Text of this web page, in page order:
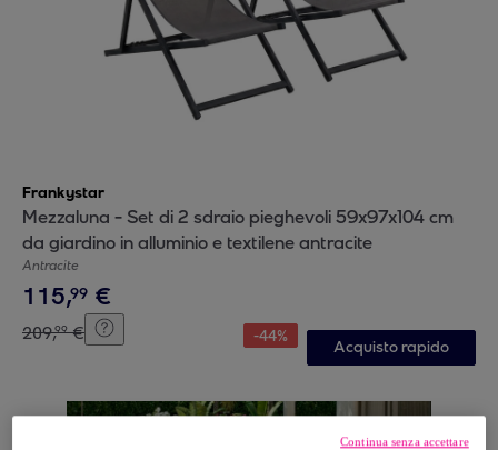
Frankystar
Mezzaluna - Set di 2 sdraio pieghevoli 59x97x104 cm
da giardino in alluminio e textilene antracite
Antracite
115,99 €
209,99 € -44%
Acquisto rapido
Continua senza accettare